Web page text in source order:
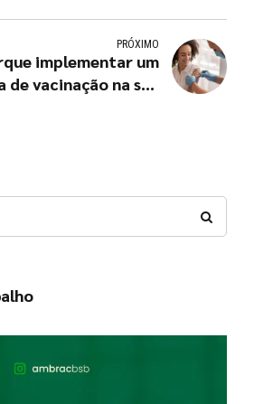
PRÓXIMO
implementar um
de vacinação na sua